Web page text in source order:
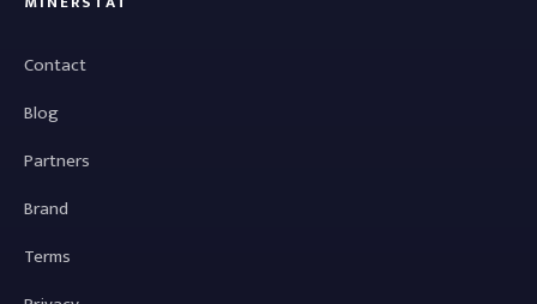
Contact
Blog
Partners
Brand
Terms